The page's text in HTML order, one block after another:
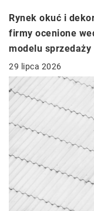
Rynek okuć i
firmy ocenione
modelu
29 lipca 2026